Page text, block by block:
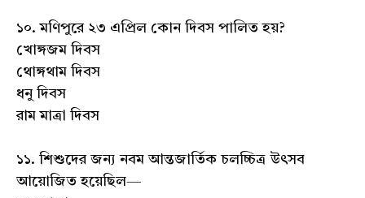
১০. মণিপুরে ২৩ এপ্রিল কোন দিবস পালিত হয়?
খোঙ্গজম দিবস
থোঙ্গথাম দিবস
ধনু দিবস
রাম মাত্রা দিবস
১১. শিশুদের জন্য নবম আন্তজার্তিক চলচ্চিত্র উৎসব
আয়োজিত হয়েছিল—